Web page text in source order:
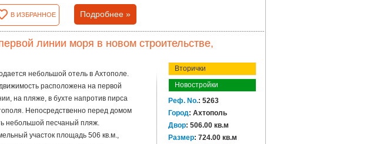
В ИЗБРАННОЕ Подробнее »
линии моря в новом строительстве,
небольшой отель в Ахтополе.
расположена на первой
на пляже, в бухте напротив пирса
Непосредственно перед домом
небольшой песчаный пляж.
участок площадь 506 кв.м.,
Вторички
Новостройки
Реф. No.: 5263
Город: Ахтополь
Двор: 506.00 кв.м
Размер: 724.00 кв.м